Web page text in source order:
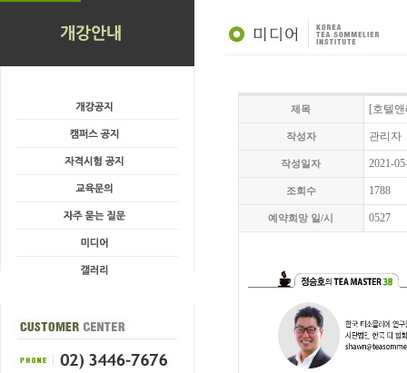
제목 [호텔
작성자 관리자
작성일자 2021-
조회수 1788
예약희망 일/시 0527